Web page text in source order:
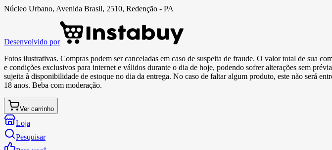
Núcleo Urbano, Avenida Brasil, 2510, Redenção - PA
Desenvolvido por
Fotos ilustrativas. Compras podem ser canceladas em caso de suspeita de fraude. O valor total de sua
e condições exclusivos para internet e válidos durante o dia de hoje, podendo sofrer alterações sem
sujeita à disponibilidade de estoque no dia da entrega. No caso de faltar algum produto, este não será
18 anos. Beba com moderação.
Ver carrinho
Loja
Pesquisar